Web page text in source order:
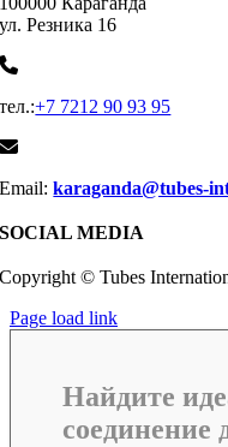
ул. Резника 16
тел.:+7 7212 90 93 95
Email:karaganda@tubes-
SOCIAL MEDIA
Copyright © Tubes
Page load link
Найдите
соединение